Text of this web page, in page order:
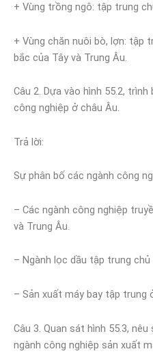
+ Vùng trồng ngô: tập trung
+ Vùng chăn nuôi bò, lợn: tập
bắc của Tây và Trung Âu.
Câu 2. Dựa vào hình 55.2,
công nghiệp ở châu Âu.
Trả lời:
Sự phân bố các ngành công
– Các ngành công nghiệp
và Trung Âu.
– Ngành lọc dầu tập trung chủ
– Sản xuất máy bay tập trung
Câu 3. Quan sát hình 55.3,
ngành công nghiệp sản xuất